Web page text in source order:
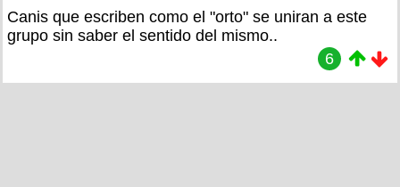
Canis que escriben como el "orto" se uniran a este
grupo sin saber el sentido del mismo..
6